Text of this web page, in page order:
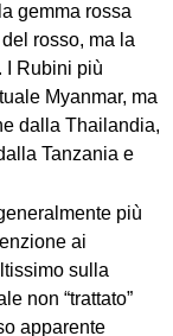
gemma rossa
rosso, ma la
I Rubini più
Myanmar, ma
dalla Thailandia,
Tanzania e
più
ai
sulla
non “trattato”
apparente